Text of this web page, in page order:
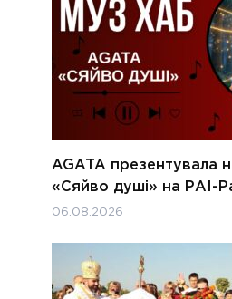
AGATA презентувала
«Сяйво душі» на РАІ-
06.08.2026